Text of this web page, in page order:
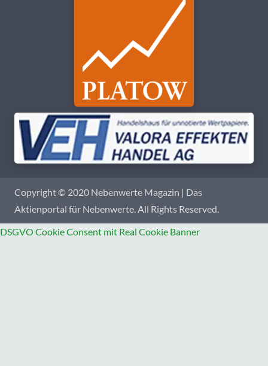
Copyright © 2020 Nebenwerte Magazin | Das
Aktienportal für Nebenwerte. All Rights Reserved.
DSGVO Cookie Consent mit Real Cookie Banner